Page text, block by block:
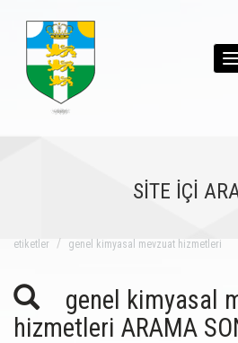
SİTE İÇİ
eti̇ketler genel kimyasal mevzuat hizmetleri
genel kimyasal
hizmetleri ARAMA